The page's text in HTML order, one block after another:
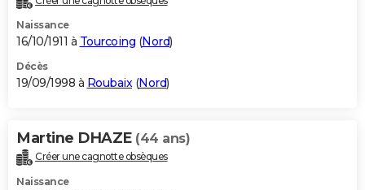
Naissance
16/10/1911 à Tourcoing (Nord)
Décès
19/09/1998 à Roubaix(Nord)
Martine DHAZE (44 ans)
Créer une cagnotte obsèques
Naissance